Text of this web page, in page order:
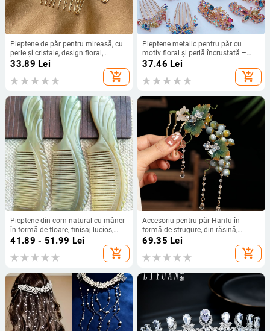
Pieptene de păr pentru mireasă, cu
perle și cristale, design floral,
placare electroplată
33.89 Lei
add_shopping_cart
Pieptene metalic pentru păr cu
motiv floral și perlă încrustată –
aliaj, stil etnic, tratament diamant
37.46 Lei
add_shopping_cart
Pieptene din corn natural cu mâner
în formă de floare, finisaj lucios,
unisex, personalizare disponibilă
41.89 - 51.99 Lei
add_shopping_cart
Accesoriu pentru păr Hanfu în
formă de strugure, din rășină,
realizat manual, stil vintage Tang
69.35 Lei
add_shopping_cart